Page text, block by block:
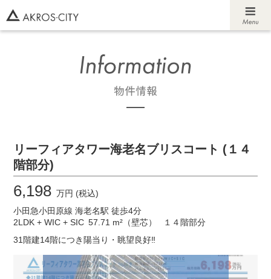
リーフィアタワー海老名ブリスコート (１４
階部分)
6,198 万円 (税込)
小田急小田原線 海老名駅 徒歩4分
2LDK + WIC + SIC 57.71 m²（壁芯）
１４階部分
31階建14階につき陽当り・眺望良好‼